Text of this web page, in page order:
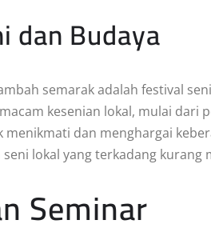
dan Budaya
semarak adalah festival
kesenian lokal, mulai
menikmati dan menghargai
lokal yang terkadang kurang
Seminar